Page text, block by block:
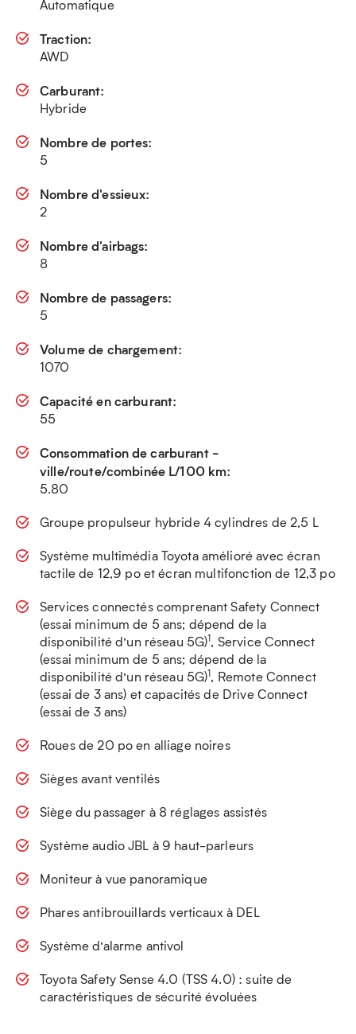
Automatique
Traction:
AWD
Carburant:
Hybride
Nombre de portes:
5
Nombre d'essieux:
2
Nombre d'airbags:
8
Nombre de passagers:
5
Volume de chargement:
1070
Capacité en carburant:
55
Consommation de carburant -
ville/route/combinée L/100 km:
5.80
Groupe propulseur hybride 4 cylindres de 2,5 L
Système multimédia Toyota amélioré avec écran
tactile de 12,9 po et écran multifonction de 12,3 po
Services connectés comprenant Safety Connect
(essai minimum de 5 ans; dépend de la
disponibilité d’un réseau 5G)1, Service Connect
(essai minimum de 5 ans; dépend de la
disponibilité d’un réseau 5G)1, Remote Connect
(essai de 3 ans) et capacités de Drive Connect
(essai de 3 ans)
Roues de 20 po en alliage noires
Sièges avant ventilés
Siège du passager à 8 réglages assistés
Système audio JBL à 9 haut-parleurs
Moniteur à vue panoramique
Phares antibrouillards verticaux à DEL
Système d’alarme antivol
Toyota Safety Sense 4.0 (TSS 4.0) : suite de
caractéristiques de sécurité évoluées